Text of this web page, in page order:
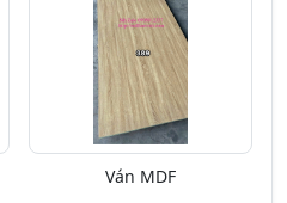
Ván MDF